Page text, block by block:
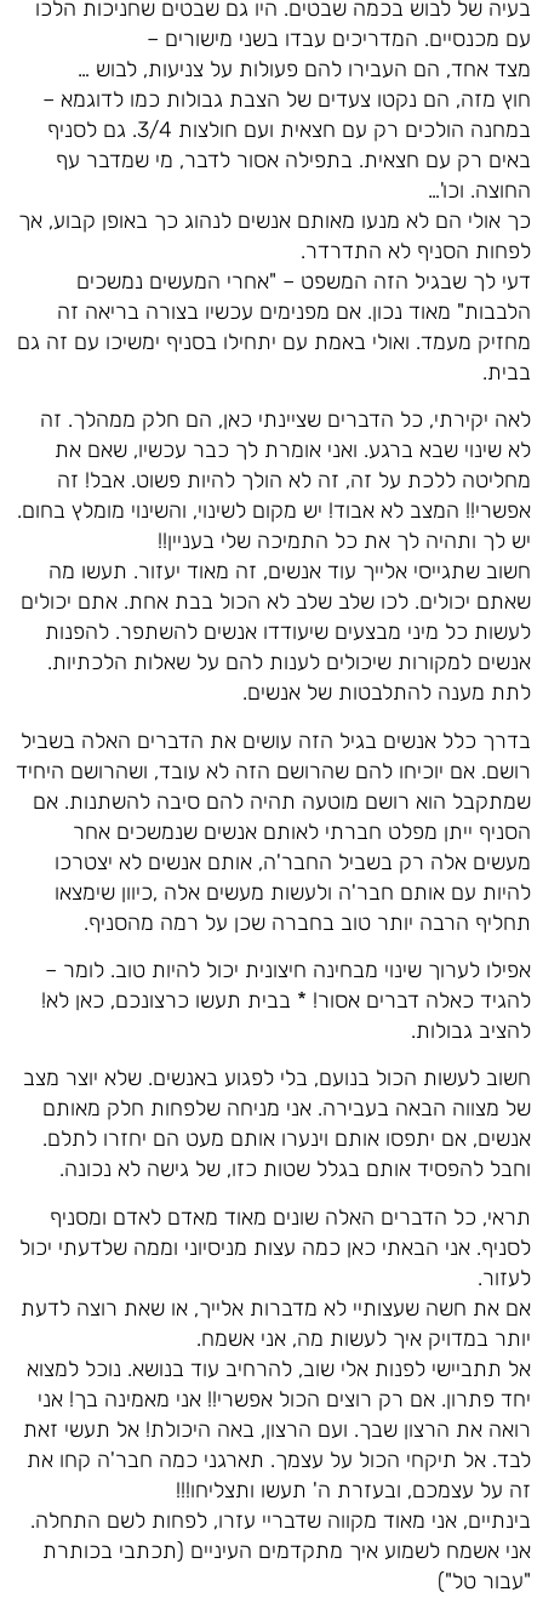
בעיה של לבוש בכמה שבטים. היו גם שבטים שחניכות הלכו
עם מכנסיים. המדריכים עבדו בשני מישורים –
מצד אחד, הם העבירו להם פעולות על צניעות, לבוש …
חוץ מזה, הם נקטו צעדים של הצבת גבולות כמו לדוגמא –
במחנה הולכים רק עם חצאית ועם חולצות 3/4. גם לסניף
באים רק עם חצאית. בתפילה אסור לדבר, מי שמדבר עף
החוצה. וכו'…
כך אולי הם לא מנעו מאותם אנשים לנהוג כך באופן קבוע, אך
לפחות הסניף לא התדרדר.
דעי לך שבגיל הזה המשפט – "אחרי המעשים נמשכים
הלבבות" מאוד נכון. אם מפנימים עכשיו בצורה בריאה זה
מחזיק מעמד. ואולי באמת עם יתחילו בסניף ימשיכו עם זה גם
בבית.
לאה יקירתי, כל הדברים שציינתי כאן, הם חלק ממהלך. זה
לא שינוי שבא ברגע. ואני אומרת לך כבר עכשיו, שאם את
מחליטה ללכת על זה, זה לא הולך להיות פשוט. אבל! זה
אפשרי!! המצב לא אבוד! יש מקום לשינוי, והשינוי מומלץ בחום.
יש לך ותהיה לך את כל התמיכה שלי בעניין!!
חשוב שתגייסי אלייך עוד אנשים, זה מאוד יעזור. תעשו מה
שאתם יכולים. לכו שלב שלב לא הכול בבת אחת. אתם יכולים
לעשות כל מיני מבצעים שיעודדו אנשים להשתפר. להפנות
אנשים למקורות שיכולים לענות להם על שאלות הלכתיות.
לתת מענה להתלבטות של אנשים.
בדרך כלל אנשים בגיל הזה עושים את הדברים האלה בשביל
רושם. אם יוכיחו להם שהרושם הזה לא עובד, ושהרושם היחיד
שמתקבל הוא רושם מוטעה תהיה להם סיבה להשתנות. אם
הסניף ייתן מפלט חברתי לאותם אנשים שנמשכים אחר
מעשים אלה רק בשביל החבר'ה, אותם אנשים לא יצטרכו
להיות עם אותם חבר'ה ולעשות מעשים אלה ,כיוון שימצאו
תחליף הרבה יותר טוב בחברה שכן על רמה מהסניף.
אפילו לערוך שינוי מבחינה חיצונית יכול להיות טוב. לומר –
להגיד כאלה דברים אסור! * בבית תעשו כרצונכם, כאן לא!
להציב גבולות.
חשוב לעשות הכול בנועם, בלי לפגוע באנשים. שלא יוצר מצב
של מצווה הבאה בעבירה. אני מניחה שלפחות חלק מאותם
אנשים, אם יתפסו אותם וינערו אותם מעט הם יחזרו לתלם.
וחבל להפסיד אותם בגלל שטות כזו, של גישה לא נכונה.
תראי, כל הדברים האלה שונים מאוד מאדם לאדם ומסניף
לסניף. אני הבאתי כאן כמה עצות מניסיוני וממה שלדעתי יכול
לעזור.
אם את חשה שעצותיי לא מדברות אלייך, או שאת רוצה לדעת
יותר במדויק איך לעשות מה, אני אשמח.
אל תתביישי לפנות אלי שוב, להרחיב עוד בנושא. נוכל למצוא
יחד פתרון. אם רק רוצים הכול אפשרי!! אני מאמינה בך! אני
רואה את הרצון שבך. ועם הרצון, באה היכולת! אל תעשי זאת
לבד. אל תיקחי הכול על עצמך. תארגני כמה חבר'ה קחו את
זה על עצמכם, ובעזרת ה' תעשו ותצליחו!!!
בינתיים, אני מאוד מקווה שדבריי עזרו, לפחות לשם התחלה.
אני אשמח לשמוע איך מתקדמים העיניים (תכתבי בכותרת
"עבור טל")